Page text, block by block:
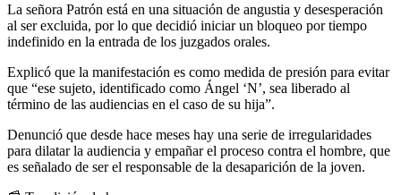
La señora Patrón está en una situación de angustia y desesperación
al ser excluida, por lo que decidió iniciar un bloqueo por tiempo
indefinido en la entrada de los juzgados orales.
Explicó que la manifestación es como medida de presión para evitar
que “ese sujeto, identificado como Ángel ‘N’, sea liberado al
término de las audiencias en el caso de su hija”.
Denunció que desde hace meses hay una serie de irregularidades
para dilatar la audiencia y empañar el proceso contra el hombre, que
es señalado de ser el responsable de la desaparición de la joven.